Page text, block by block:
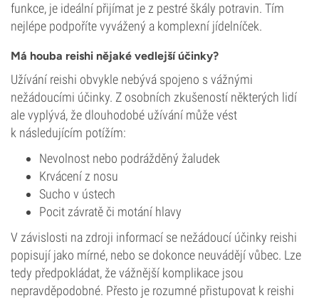
funkce, je ideální přijímat je z pestré škály potravin. Tím
nejlépe podpoříte vyvážený a komplexní jídelníček.
Má houba reishi nějaké vedlejší účinky?
Užívání reishi obvykle nebývá spojeno s vážnými
nežádoucími účinky. Z osobních zkušeností některých lidí
ale vyplývá, že dlouhodobé užívání může vést
k následujícím potížím:
Nevolnost nebo podrážděný žaludek
Krvácení z nosu
Sucho v ústech
Pocit závratě či motání hlavy
V závislosti na zdroji informací se nežádoucí účinky reishi
popisují jako mírné, nebo se dokonce neuvádějí vůbec. Lze
tedy předpokládat, že vážnější komplikace jsou
nepravděpodobné. Přesto je rozumné přistupovat k reishi